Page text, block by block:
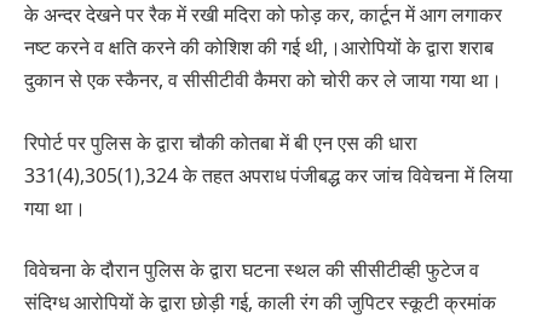
के अन्दर देखने पर रैक में रखी मदिरा को फोड़ कर, कार्टून में आग लगाकर
नष्ट करने व क्षति करने की कोशिश की गई थी,।आरोपियों के द्वारा शराब
दुकान से एक स्कैनर, व सीसीटीवी कैमरा को चोरी कर ले जाया गया था।
रिपोर्ट पर पुलिस के द्वारा चौकी कोतबा में बी एन एस की धारा
331(4),305(1),324 के तहत अपराध पंजीबद्ध कर जांच विवेचना में लिया
गया था।
विवेचना के दौरान पुलिस के द्वारा घटना स्थल की सीसीटीव्ही फुटेज व
संदिग्ध आरोपियों के द्वारा छोड़ी गई, काली रंग की जुपिटर स्कूटी क्रमांक